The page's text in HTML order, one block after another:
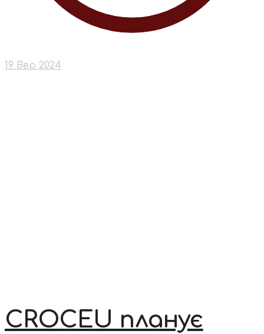
19 Вер 2024
CROCEU планує